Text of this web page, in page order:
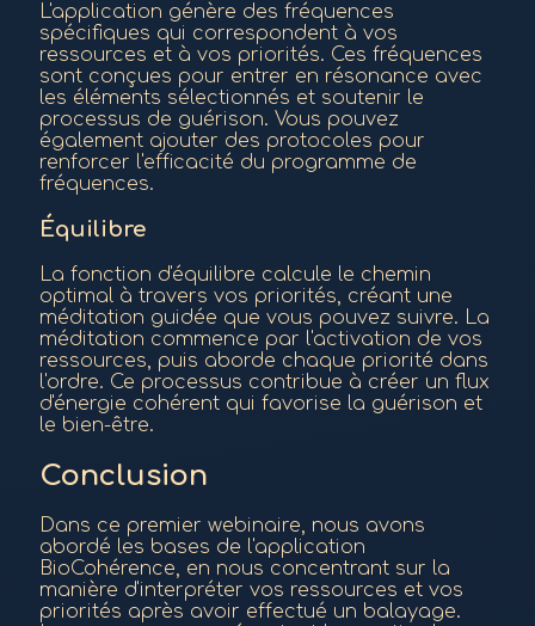
L'application génère des fréquences
spécifiques qui correspondent à vos
ressources et à vos priorités. Ces fréquences
sont conçues pour entrer en résonance avec
les éléments sélectionnés et soutenir le
processus de guérison. Vous pouvez
également ajouter des protocoles pour
renforcer l'efficacité du programme de
fréquences.
Équilibre
La fonction d'équilibre calcule le chemin
optimal à travers vos priorités, créant une
méditation guidée que vous pouvez suivre. La
méditation commence par l'activation de vos
ressources, puis aborde chaque priorité dans
l'ordre. Ce processus contribue à créer un flux
d'énergie cohérent qui favorise la guérison et
le bien-être.
Conclusion
Dans ce premier webinaire, nous avons
abordé les bases de l'application
BioCohérence, en nous concentrant sur la
manière d'interpréter vos ressources et vos
priorités après avoir effectué un balayage.